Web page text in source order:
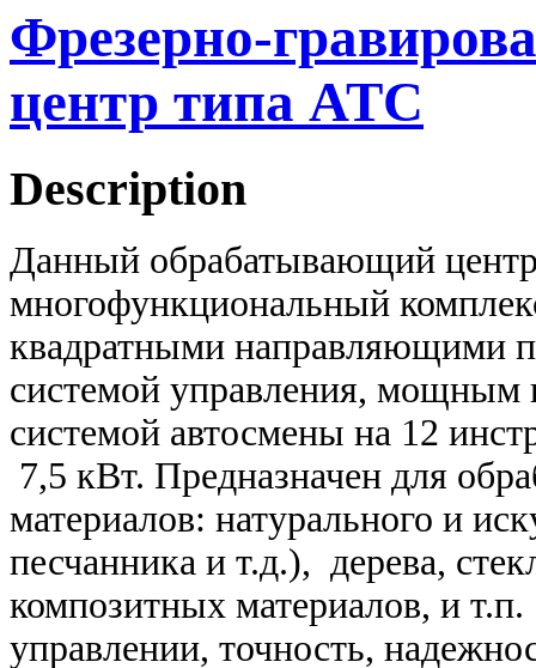
Фрезерно-
центр типа ATC
Description
Данный обрабатывающий
многофункциональный
квадратными направляющими
системой управления, мощным
системой автосмены на 12
7,5 кВт. Предназначен для
материалов: натурального и
песчанника и т.д.), дерева,
композитных материалов, и
управлении, точность,